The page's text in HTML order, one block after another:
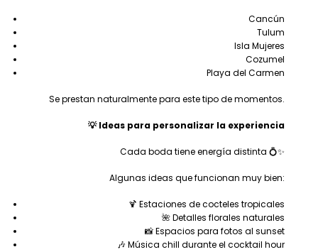
Cancún
Tulum
Isla Mujeres
Cozumel
Playa del Carmen
Se prestan naturalmente para este tipo de momentos.
💡 Ideas para personalizar la experiencia
Cada boda tiene energía distinta 💍✨
Algunas ideas que funcionan muy bien:
🍹 Estaciones de cocteles tropicales
🌺 Detalles florales naturales
📸 Espacios para fotos al sunset
🎶 Música chill durante el cocktail hour